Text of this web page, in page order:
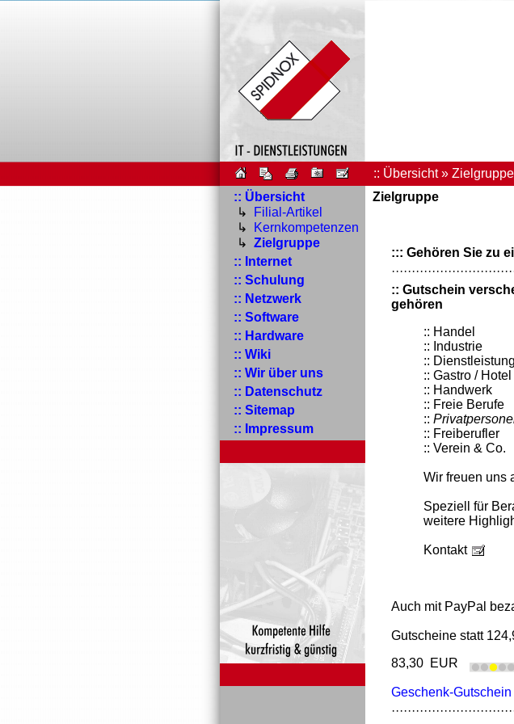
:: Übersicht » Zielgruppe
:: Übersicht
↳
Filial-Artikel
↳
Kernkompetenzen
↳ Zielgruppe
:: Internet
:: Schulung
:: Netzwerk
:: Software
:: Hardware
:: Wiki
:: Wir über uns
:: Datenschutz
:: Sitemap
:: Impressum
Zielgruppe
::: Gehören Sie zu
:: Gutschein
gehören
:: Handel
:: Industrie
:: Dienstleistung
:: Gastro / Hotel
:: Handwerk
:: Freie Berufe
::
:: Freiberufler
:: Verein & Co.
Wir freuen uns
Speziell für
weitere
Kontakt
Auch mit PayPal
Gutscheine statt
83,30 EUR
Geschenk-